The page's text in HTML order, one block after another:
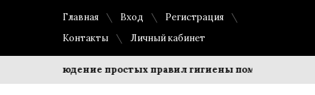
Главная Вход
Регистрация
Контакты
Личный кабинет
Соблюдение простых правил гигиены помогает